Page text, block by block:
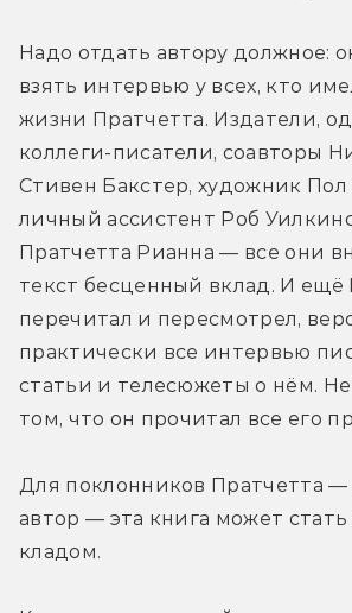
Надо отдать автору должное:
взять интервью у всех, кто
жизни Пратчетта. Издатели,
коллеги-писатели, соавторы
Стивен Бакстер, художник
личный ассистент Роб
Пратчетта Рианна — все они
текст бесценный вклад. И ещё
перечитал и пересмотрел,
практически все интервью
статьи и телесюжеты о нём. Не
том, что он прочитал все его
Для поклонников Пратчетта —
автор — эта книга может
кладом.